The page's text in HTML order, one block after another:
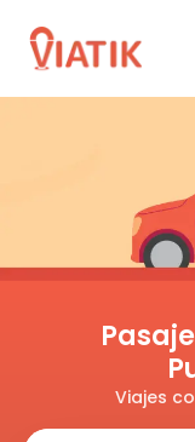
Viajes